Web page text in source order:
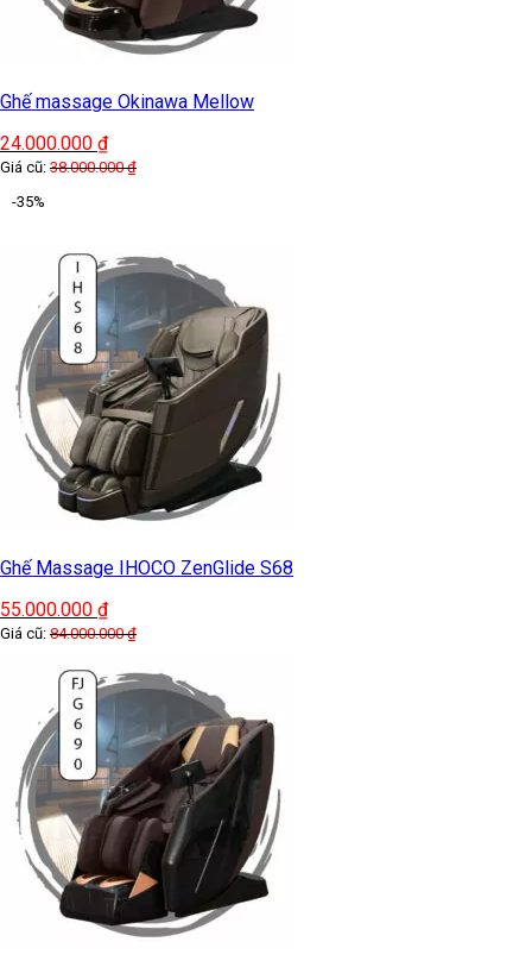
Ghế massage Okinawa Mellow
24.000.000 ₫
Giá cũ: 38.000.000₫
-35%
Ghế Massage IHOCO ZenGlide S68
55.000.000 ₫
Giá cũ: 84.000.000₫